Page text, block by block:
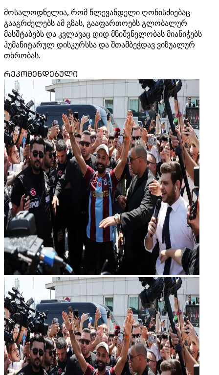
მოსალოდნელია, რომ წლევანდელი ღონისძიებაც
გააგრძელებს ამ გზას, გააფართოებს გლობალურ
მასშტაბებს და კვლავაც დიდ მნიშვნელობას მიანიჭებს
ჰუმანიტარულ დისკურსსა და შთამბეჭდავ ვიზუალურ
თხრობას.
ᲠᲔᲙᲝᲛᲔᲜᲓᲔᲑᲣᲚᲘ